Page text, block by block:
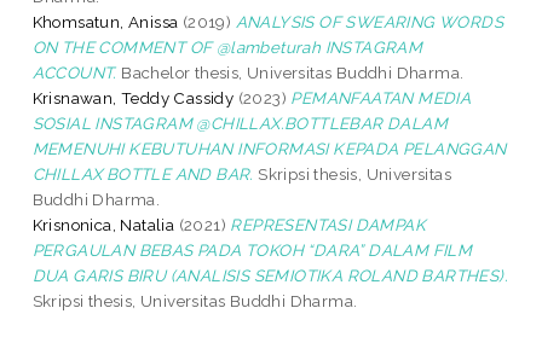
Khomsatun, Anissa (2019) ANALYSIS OF SWEARING WORDS
ON THE COMMENT OF @lambeturah INSTAGRAM
ACCOUNT. Bachelor thesis, Universitas Buddhi Dharma.
Krisnawan, Teddy Cassidy (2023) PEMANFAATAN MEDIA
SOSIAL INSTAGRAM @CHILLAX.BOTTLEBAR DALAM
MEMENUHI KEBUTUHAN INFORMASI KEPADA PELANGGAN
CHILLAX BOTTLE AND BAR. Skripsi thesis, Universitas
Buddhi Dharma.
Krisnonica, Natalia (2021) REPRESENTASI DAMPAK
PERGAULAN BEBAS PADA TOKOH “DARA” DALAM FILM
DUA GARIS BIRU (ANALISIS SEMIOTIKA ROLAND BARTHES).
Skripsi thesis, Universitas Buddhi Dharma.